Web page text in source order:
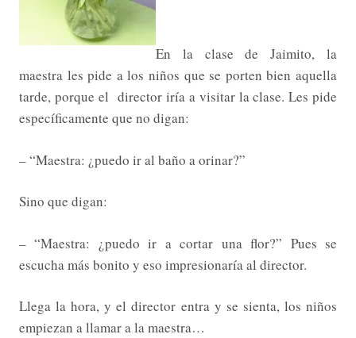
En la clase de Jaimito, la
maestra les pide a los niños que se porten bien aquella
tarde, porque el director iría a visitar la clase. Les pide
específicamente que no digan:
– “Maestra: ¿puedo ir al baño a orinar?”
Sino que digan:
– “Maestra: ¿puedo ir a cortar una flor?” Pues se
escucha más bonito y eso impresionaría al director.
Llega la hora, y el director entra y se sienta, los niños
empiezan a llamar a la maestra…